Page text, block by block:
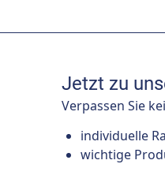
Jetzt zu
Verpassen Sie
individuelle
wichtige